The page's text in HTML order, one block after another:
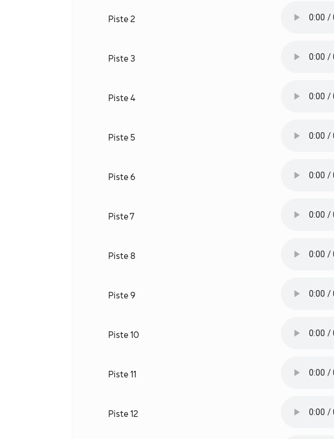
Piste 2
Piste 3
Piste 4
Piste 5
Piste 6
Piste 7
Piste 8
Piste 9
Piste 10
Piste 11
Piste 12